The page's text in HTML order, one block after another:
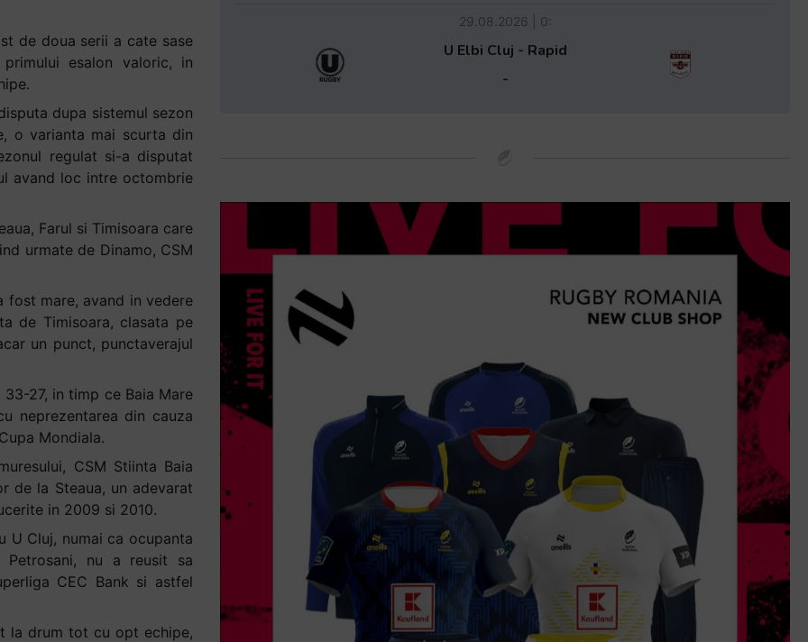
de doua serii a cate sase
esalon valoric, in
dupa sistemul sezon
o varianta mai scurta din
regulat si-a disputat
avand loc intre octombrie
Farul si Timisoara care
urmate de Dinamo, CSM
fost mare, avand in vedere
de Timisoara, clasata pe
un punct, punctaverajul
27, in timp ce Baia Mare
neprezentarea din cauza
Mondiala.
CSM Stiinta Baia
de la Steaua, un adevarat
in 2009 si 2010.
U Cluj, numai ca ocupanta
Petrosani, nu a reusit sa
CEC Bank si astfel
la drum tot cu opt echipe,
29.08.2026 | 0:
U Elbi Cluj - Rapid
-